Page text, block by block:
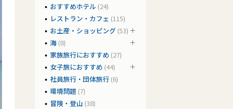
おすすめホテル (24)
レストラン・カフェ (115)
お土産・ショッピング (53)
海 (8)
家族旅行におすすめ (27)
女子旅におすすめ (44)
社員旅行・団体旅行 (6)
環境問題 (7)
冒険・登山 (38)